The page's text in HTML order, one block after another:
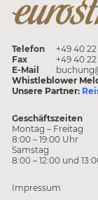
Telefon
+49 40
Fax
+49 40 22
E-Mail
Whistleblower
Unsere Partner:
Geschäftszeiten
Montag – Freitag
8:00 – 19:00 Uhr
Samstag
8:00 – 12:00 und
Impressum